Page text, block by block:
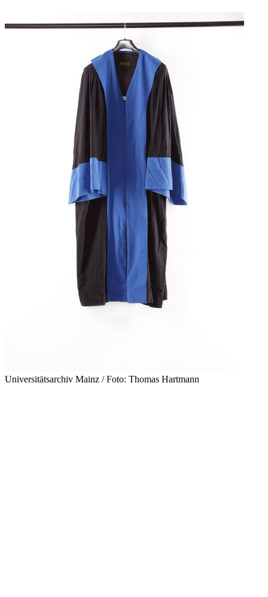
Universitätsarchiv Mainz / Foto: Thomas Hartmann